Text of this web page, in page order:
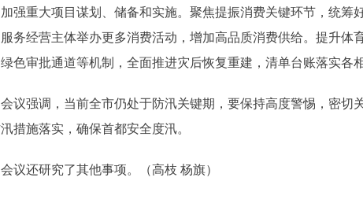
强重大项目谋划、储备和实施。聚焦提振消费关键环节，统
务经营主体举办更多消费活动，增加高品质消费供给。提升
色审批通道等机制，全面推进灾后恢复重建，清单台账落实各
强调，当前全市仍处于防汛关键期，要保持高度警惕，密切
措施落实，确保首都安全度汛。
还研究了其他事项。（高枝 杨旗）